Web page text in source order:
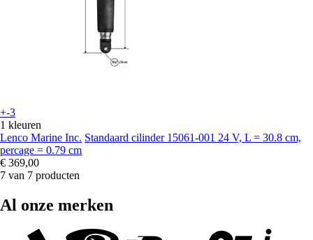
+-3
1 kleuren
Lenco Marine Inc. Standaard cilinder 15061-001 24 V, L = 30.8 cm,
percage = 0.79 cm
€ 369,00
7 van 7 producten
Al onze merken